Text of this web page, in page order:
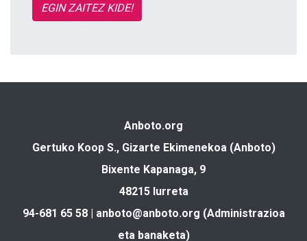
EGIN ZAITEZ KIDE!
Anboto.org
Gertuko Koop S., Gizarte Ekimenekoa (Anboto)
Bixente Kapanaga, 9
48215 Iurreta
94-681 65 58 | anboto@anboto.org (Administrazioa
eta banaketa)